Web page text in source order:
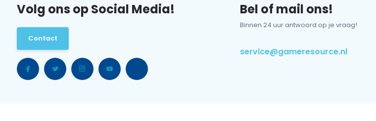
Volg ons op Social Media!
Contact
Bel of mail ons!
Binnen 24 uur antwoord op je vraag!
service@gameresource.nl